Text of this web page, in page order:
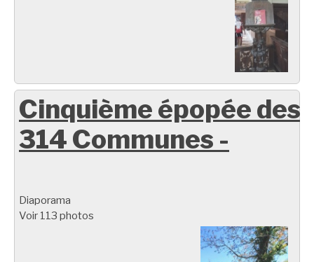
Cinquième épopée des
314 Communes -
Diaporama
Voir 113 photos